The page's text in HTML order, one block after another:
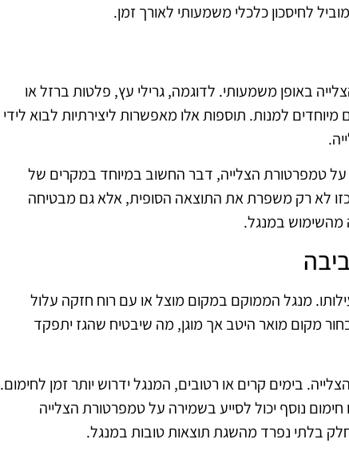
לחיסכון כלכלי משמעותי לאורך זמן.
באופן משמעותי. לדוגמה, גרילי עץ, פלטות ברזל או
מיוחדים למנות. תוספות אלו מאפשרות ליצירתיות לבוא לידי
טמפרטורת הצלייה, דבר החשוב במיוחד במקרים של
לא רק משפרת את התוצאה הסופית, אלא גם מבטיחה
במנגל.
מנגל הממוקם במקום מוצל או עם רוח חזקה עלול
מקום מואר היטב אך מוגן, מה שיבטיח שהגז יתפקד
בימים קרים או רטובים, המנגל ידרוש יותר זמן לחימום.
נוסף יכול לסייע בשמירה על טמפרטורת הצלייה
בלתי נפרד מהשגת תוצאות טובות במנגל.